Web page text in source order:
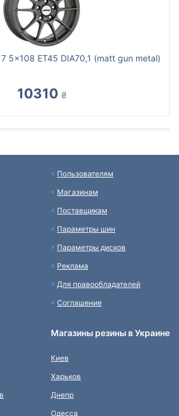
5x108 ET45 DIA70,1 (matt gun metal)
10310 ₴
Пользователям
Магазинам
Поставщикам
Параметры шин
Параметры дисков
Реклама
Для правообладателей
Соглашение
Магазины резины в Украине
Киев
Харьков
Днепр
Одесса